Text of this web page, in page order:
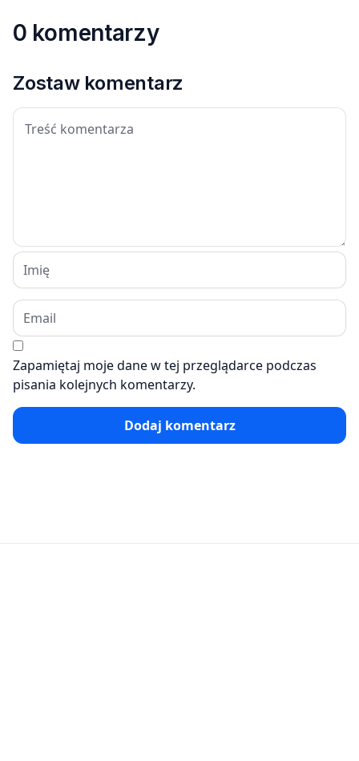
0 komentarzy
Zostaw komentarz
Zapamiętaj moje dane w tej przeglądarce podczas
pisania kolejnych komentarzy.
Dodaj komentarz